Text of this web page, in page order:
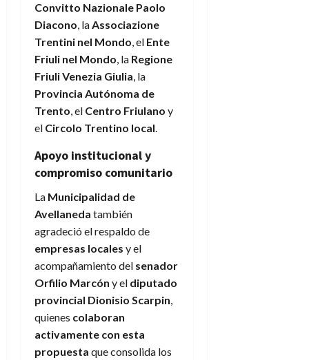
Convitto Nazionale Paolo
Diacono, laAssociazione
Trentini nel Mondo, el Ente
Friuli nel Mondo, la Regione
Friuli Venezia Giulia, la
Provincia Autónoma de
Trento, el Centro Friulano y
el Circolo Trentino local.
Apoyo institucional y
compromiso comunitario
La Municipalidad de
Avellaneda también
agradeció el respaldo de
empresas locales y el
acompañamiento del senador
Orfilio Marcón y el diputado
provincial Dionisio Scarpin,
quienes colaboran
activamente con esta
propuesta que consolida los